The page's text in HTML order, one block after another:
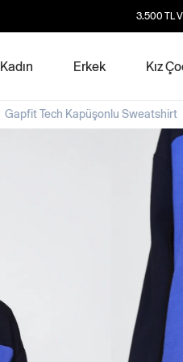
3.500 TL
Kadın Erkek Kız
Gapfit Tech Kapüşonlu Sweatshirt